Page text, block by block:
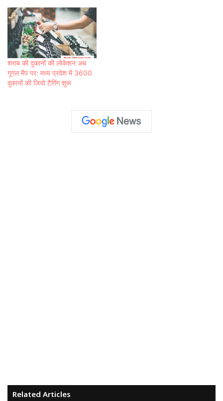
शराब की दुकानों की लोकेशन अब
गूगल मैप पर: मध्य प्रदेश में 3600
दुकानों की जियो टैगिंग शुरू
Related Articles